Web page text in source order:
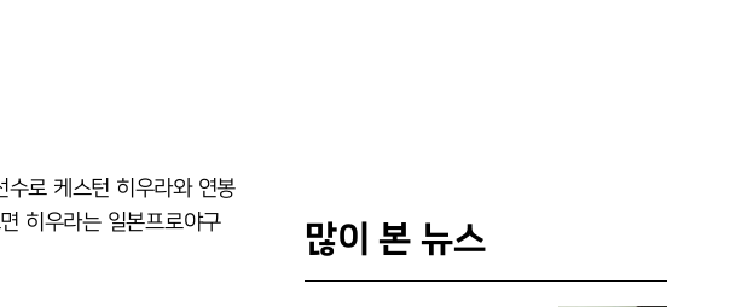
수로 케스턴 히우라와 연봉
히우라는 일본프로야구
많이 본 뉴스